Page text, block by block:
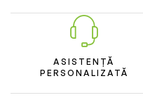
ASISTENȚĂ
PERSONALIZATĂ